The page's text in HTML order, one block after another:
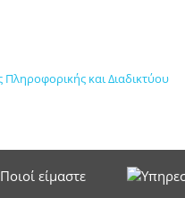
Ποιοί είμαστε